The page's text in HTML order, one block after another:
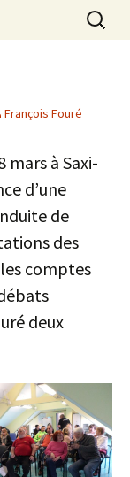
François Fouré
mars à Saxi-
d’une
de
des
comptes
deux